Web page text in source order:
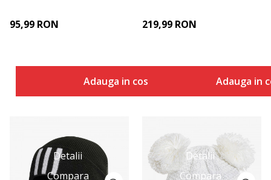
95,99 RON
Adauga in cos
219,99 RON
Adauga in
Detalii
Compara
Detalii
Compara